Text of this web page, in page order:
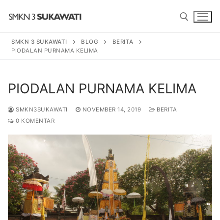
Cari:
BERANDA
PROGRAM
SENI TARI BALI
SENI PEDALANGAN
PROFIL SEKOLAH
SEJARAH
BERITA
SMKN 3 SUKAWATI BLOG
BERITA
PIODALAN PURNAMA KELIMA
PIODALAN PURNAMA KELIMA
SMKN3SUKAWATI NOVEMBER 14, 2019
BERITA
0 KOMENTAR